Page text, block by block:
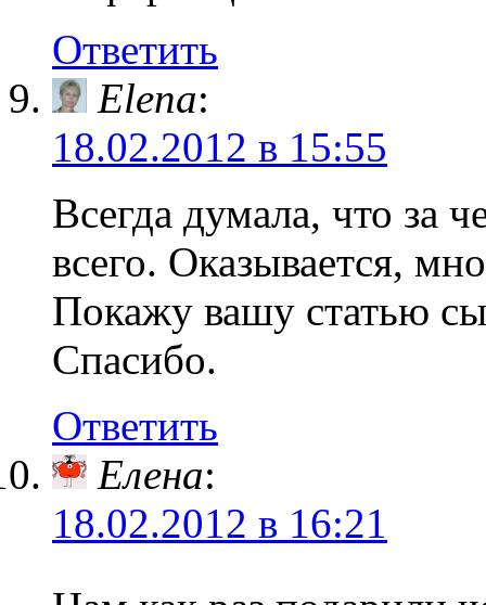
Ответить
Elena:
18.02.2012 в 15:55
Всегда думала, что за
всего. Оказывается,
Покажу вашу статью
Спасибо.
Ответить
Елена:
18.02.2012 в 16:21